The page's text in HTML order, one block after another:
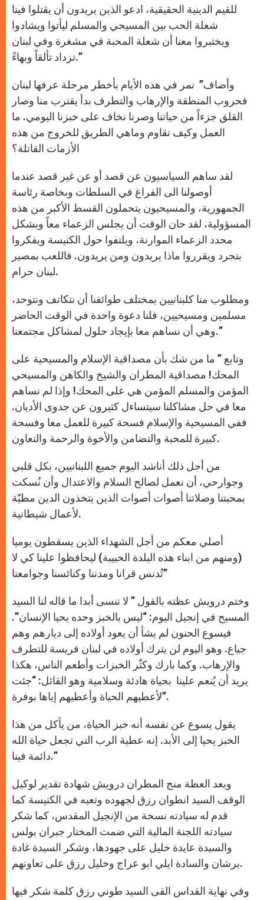
للقيم الدينية الحقيقية، ادعو الذين يريدون أن يقتلوا فينا
شعلة الحب بين المسيحي والمسلم ليأتوا ويشادوا
ويختبروا معنا أن شعلة المحبة في مشغرة وفي لبنان
تزداد تألقاً وبهاءً.”
وأضاف” نمر في هذه الأيام بأخطر مرحلة عرفها لبنان
فحروب المنطقة والإرهاب والتطرف بدأ يقترب منا وصار
القلق جزءاً من حياتنا وصرنا نخاف على خبزنا اليومي. ما
العمل وكيف نقاوم وماهي الطريق للخروج من هذه
الأزمات القاتلة؟
لقد ساهم السياسيون عن قصد أو عن غير قصد عندما
أوصولنا الى الفراغ في السلطات وبخاصة رئاسة
الجمهورية، والمسيحيون يتحملون القسط الأكبر من هذه
المسؤولية، لقد حان الوقت أن يجلس الزعماء معاً وبشكل
محدد الزعماء الموارنة، ويلتفوا حول الكنيسة ويفكروا
بتجرد ويقرروا ماذا يريدون ومن يريدون. فاللعب بمصير
لبنان حرام.
ومطلوب منا كلبنانيين بمختلف طوائفنا أن نتكاتف ونتوحد،
مسلمين ومسيحيين، فلنا دعوة واحدة في الوقت الحاضر
وهي أن نساهم معا بإيجاد حلول لمشاكل مجتمعنا.”
وتابع ” ما من شك بأن مصداقية الإسلام والمسيحية على
المحك! مصداقية المطران والشيخ والكاهن والمسيحي
المؤمن والمسلم المؤمن هي على المحك! وإذا لم نساهم
معا في حل مشاكلنا سيتساءل كثيرون عن جدوى الأديان.
ففي المسيحية والإسلام فسحة كبيرة للعمل معا وفسحة
كبيرة للمحبة والتضامن والأخوة والرحمة والتعاون.
من أجل ذلك أناشد اليوم جميع اللبنانيين، بكل قلبي
وجوارحي، أن نعمل لصالح السلام والاعتدال وأن نُسكت
بمحبتنا وصلاتنا أصوات أصوات الذين يتخذون الدين مطيّة
لأعمال شيطانية.
أصلي معكم من أجل الشهداء الذين يسقطون يوميا
(ومنهم من ابناء هذه البلدة الحبيبة) ليحافظوا علينا كي لا
تُدنس قرانا ومدننا وكنائسنا وجوامعنا”
وختم درويش عظته بالقول ” لا ننسى أبدا ما قاله لنا السيد
المسيح في إنجيل اليوم: “ليس بالخبز وحده يحيا الإنسان”.
فيسوع الحنون لم يشأ أن يعود أولاده إلى ديارهم وهم
جياع. وهو اليوم لن يترك أولاده في لبنان فريسة للتطرف
والإرهاب. وكما بارك وكثّر الخبزات وأطعم الناس، هكذا
يريد أن يُنعم علينا بحياة هادئة وسلامية وهو القائل: “جئت
لأعطيهم الحياة وأعطيهم إياها بوفرة”.
يقول يسوع عن نفسه أنه خبز الحياة، من يأكل من هذا
الخبز يحيا إلى الأبد. إنه عطية الرب التي تجعل حياة الله
دائمة فينا.”
وبعد العظة منح المطران درويش شهادة تقدير لوكيل
الوقف السيد انطوان رزق لجهوده وتعبه في الكنيسة كما
قدم له سيادته نسخة من الإنجيل المقدس، كما شكر
سيادته اللجنة المالية التي ضمت المختار جبران بولس
والسيدة عايدة خليل على جهودها، وشكر السيدة غادة
برشان والسادة ايلي ابو عراج وخليل رزق على تعاونهم.
وفي نهاية القداس القى السيد طوني رزق كلمة شكر فيها